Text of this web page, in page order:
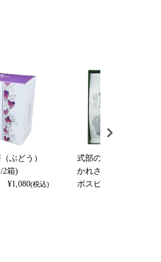
ぶどう）
2箱)
¥1,080(税込)
式部の香り5g×12p・お
かれさまブレンド・ル
ボスピーチ薄箱セット